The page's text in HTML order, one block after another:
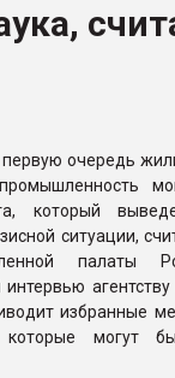
первую очередь
который
ситуации,
палаты
агентству
избранные
могут